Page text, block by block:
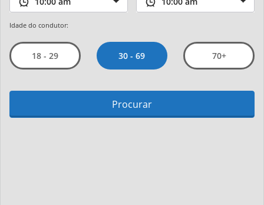
Idade do condutor:
18 - 29 30 - 69 70+
Procurar